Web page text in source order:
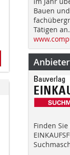
Bauen
Tätigen an.
Finden